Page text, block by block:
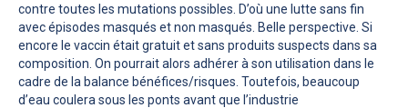
contre toutes les mutations possibles. D’où une lutte sans fin
avec épisodes masqués et non masqués. Belle perspective. Si
encore le vaccin était gratuit et sans produits suspects dans sa
composition. On pourrait alors adhérer à son utilisation dans le
cadre de la balance bénéfices/risques. Toutefois, beaucoup
d’eau coulera sous les ponts avant que l’industrie